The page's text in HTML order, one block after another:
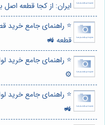
ایران: از کجا قطعه اصل
⭐️ راهنمای جامع خرید
قطعه 🚜
⭐️ راهنمای جامع خرید
⚙️
⭐️ راهنمای جامع خرید
🚜